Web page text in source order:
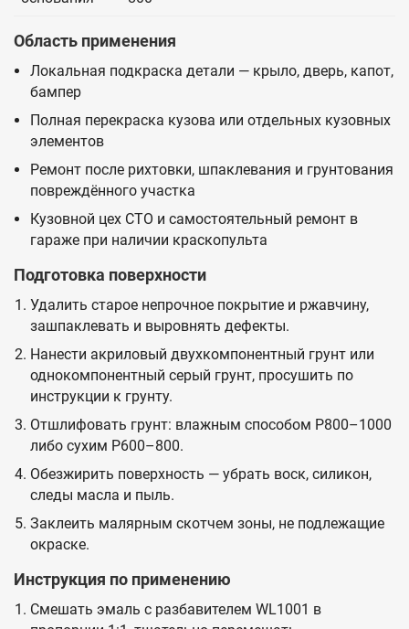
Область применения
Локальная подкраска детали — крыло, дверь, капот,
бампер
Полная перекраска кузова или отдельных кузовных
элементов
Ремонт после рихтовки, шпаклевания и грунтования
повреждённого участка
Кузовной цех СТО и самостоятельный ремонт в
гараже при наличии краскопульта
Подготовка поверхности
Удалить старое непрочное покрытие и ржавчину,
зашпаклевать и выровнять дефекты.
Нанести акриловый двухкомпонентный грунт или
однокомпонентный серый грунт, просушить по
инструкции к грунту.
Отшлифовать грунт: влажным способом P800–1000
либо сухим P600–800.
Обезжирить поверхность — убрать воск, силикон,
следы масла и пыль.
Заклеить малярным скотчем зоны, не подлежащие
окраске.
Инструкция по применению
Смешать эмаль с разбавителем WL1001 в